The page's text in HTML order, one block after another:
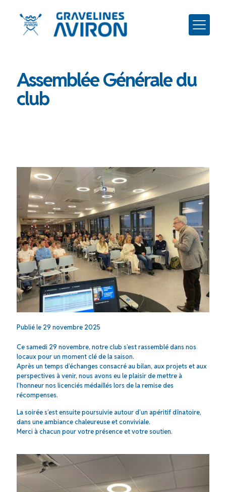
Assemblée Générale du
club
Publié le 29 novembre 2025
Ce samedi 29 novembre, notre club s’est rassemblé dans nos
locaux pour un moment clé de la saison.
Après un temps d’échanges consacré au bilan, aux projets et aux
perspectives à venir, nous avons eu le plaisir de mettre à
l’honneur nos licenciés médaillés lors de la remise des
récompenses.
La soirée s’est ensuite poursuivie autour d’un apéritif dînatoire,
dans une ambiance chaleureuse et conviviale.
Merci à chacun pour votre présence et votre soutien.